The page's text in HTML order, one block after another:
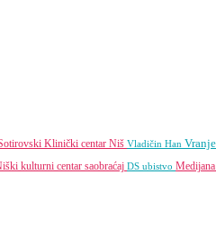
Klinički centar Niš Vladičin Han Vranje
kulturni centar saobraćaj DS ubistvo